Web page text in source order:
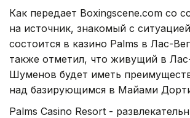
Как передает Boxingscene.com со
на источник, знакомый с
состоится в казино Palms в Лас-
также отметил, что живущий в
Шуменов будет иметь
над базирующимся в Майами
Palms Casino Resort -